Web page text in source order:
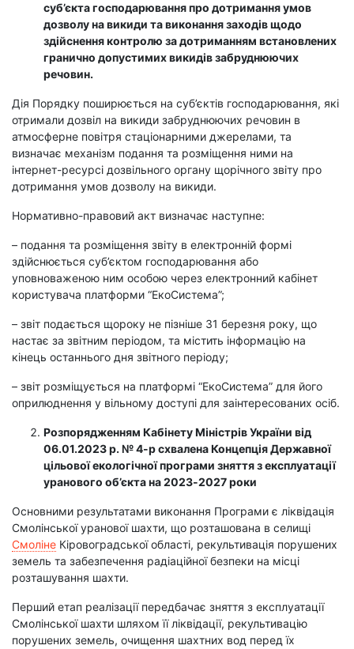
суб’єкта господарювання про дотримання умов
дозволу на викиди та виконання заходів щодо
здійснення контролю за дотриманням встановлених
гранично допустимих викидів забруднюючих
речовин.
Дія Порядку поширюється на суб’єктів господарювання, які
отримали дозвіл на викиди забруднюючих речовин в
атмосферне повітря стаціонарними джерелами, та
визначає механізм подання та розміщення ними на
інтернет-ресурсі дозвільного органу щорічного звіту про
дотримання умов дозволу на викиди.
Нормативно-правовий акт визначає наступне:
– подання та розміщення звіту в електронній формі
здійснюється суб’єктом господарювання або
уповноваженою ним особою через електронний кабінет
користувача платформи “ЕкоСистема”;
– звіт подається щороку не пізніше 31 березня року, що
настає за звітним періодом, та містить інформацію на
кінець останнього дня звітного періоду;
– звіт розміщується на платформі “ЕкоСистема” для його
оприлюднення у вільному доступі для заінтересованих осіб.
Розпорядженням Кабінету Міністрів України від
06.01.2023 р. № 4-р схвалена Концепція Державної
цільової екологічної програми зняття з експлуатації
уранового об’єкта на 2023-2027 роки
Основними результатами виконання Програми є ліквідація
Смолінської уранової шахти, що розташована в селищі
Смоліне Кіровоградської області, рекультивація порушених
земель та забезпечення радіаційної безпеки на місці
розташування шахти.
Перший етап реалізації передбачає зняття з експлуатації
Смолінської шахти шляхом її ліквідації, рекультивацію
порушених земель, очищення шахтних вод перед їх